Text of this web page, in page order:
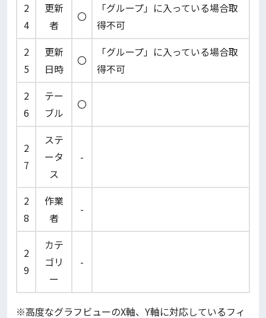
2
4
更新
者
〇
「グループ」に入っている場合取
得不可
2
5
更新
日時
〇
「グループ」に入っている場合取
得不可
2
6
テー
ブル
〇
2
7
ステ
ータ
ス
-
2
8
作業
者
-
2
9
カテ
ゴリ
ー
-
※高度なグラフビューのX軸、Y軸に対応しているフィ